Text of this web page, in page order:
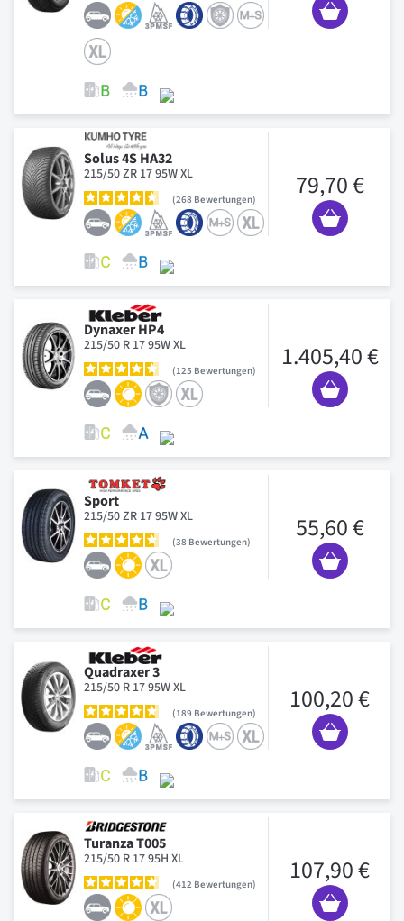
Solus 4S HA32
215/50 ZR 17 95W XL
268 Bewertungen 79,70 €
Dynaxer HP4
215/50 R 17 95W XL
125 Bewertungen 1.405,40 €
Sport
215/50 ZR 17 95W XL
38 Bewertungen 55,60 €
Quadraxer 3
215/50 R 17 95W XL
189 Bewertungen 100,20 €
Turanza T005
215/50 R 17 95H XL
412 Bewertungen 107,90 €